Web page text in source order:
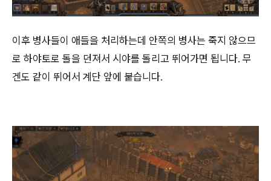
이후 병사들이 애들을 처리하는데 안쪽의 병사는 죽지 않으므
로 하야토로 돌을 던져서 시야를 돌리고 뛰어가면 됩니다. 무
겐도 같이 뛰어서 계단 앞에 붙습니다.